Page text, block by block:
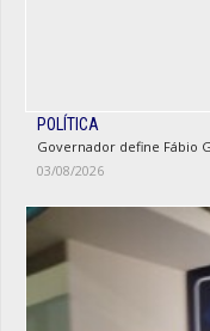
POLÍTICA
Governador define Fábio
03/08/2026